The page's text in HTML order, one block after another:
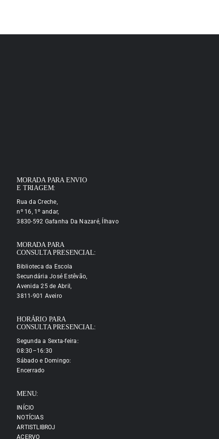
MORADA PARA ENVIO
E TRIAGEM:
Rua da Creche,
nº 16, 1º andar,
3830-592 Gafanha Da Nazaré, Ílhavo
MORADA PARA
CONSULTA PRESENCIAL:
Biblioteca da Escola
Secundária José Estêvão,
Avenida 25 de Abril,
3811-901 Aveiro
HORÁRIO PARA
CONSULTA PRESENCIAL:
Segunda a Sexta-feira:
08:30–16:30
Sábado e Domingo:
Encerrado
MENU:
INÍCIO
NOTÍCIAS
ARTISTLIBROJ
ACERVO